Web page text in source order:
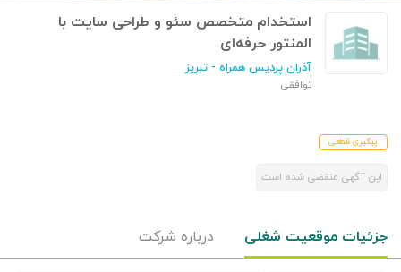
استخدام متخصص سئو و طراحی سایت با
المنتور حرفه‌ای
آذران پردیس همراه - تبریز
توافقی
پیگیری قطعی
این آگهی منقضی شده است
جزئیات موقعیت شغلی درباره شرکت